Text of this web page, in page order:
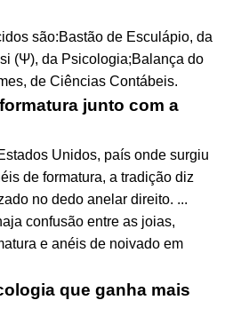
são:Bastão de Esculápio, da
(Ψ), da Psicologia;Balança do
de Ciências Contábeis.
junto com a
Unidos, país onde surgiu
de formatura, a tradição diz
no dedo anelar direito. ...
confusão entre as joias,
e anéis de noivado em
que ganha mais